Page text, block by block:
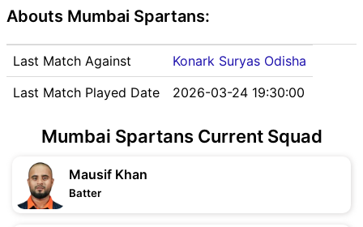
Abouts Mumbai Spartans:
Last Match Against
Konark Suryas Odisha
Last Match Played Date
2026-03-24 19:30:00
Mumbai Spartans Current Squad
Mausif Khan
Batter